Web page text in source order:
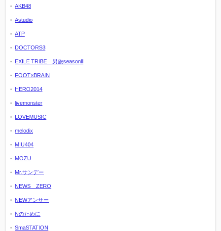
AKB48
Astudio
ATP
DOCTORS3
EXILE TRIBE 男旅seasonⅡ
FOOT×BRAIN
HERO2014
livemonster
LOVEMUSIC
melodix
MIU404
MOZU
Mr.サンデー
NEWS ZERO
NEWアンサー
Nのために
SmaSTATION